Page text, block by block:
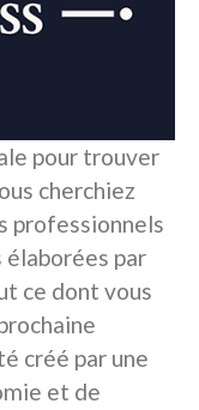
pour trouver
cherchiez
professionnels
par
ce dont vous
créé par une
et de